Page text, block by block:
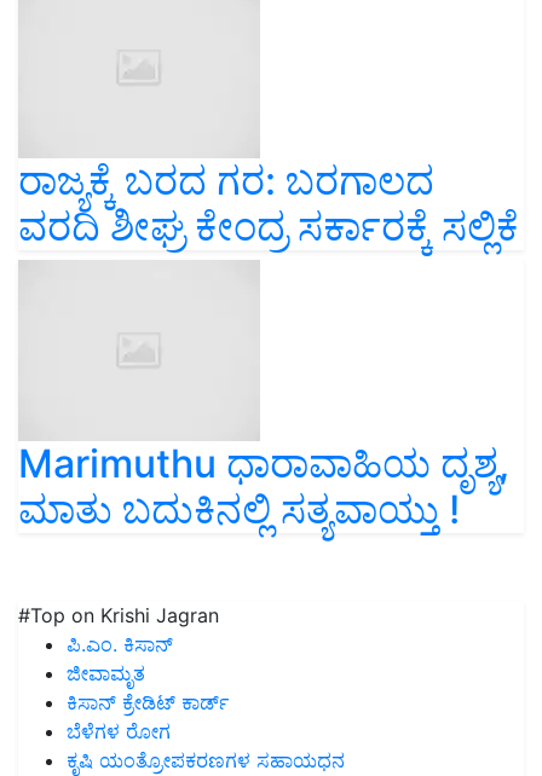
ರಾಜ್ಯಕ್ಕೆ ಬರದ ಗರ: ಬರಗಾಲದ
ವರದಿ ಶೀಘ್ರ ಕೇಂದ್ರ ಸರ್ಕಾರಕ್ಕೆ ಸಲ್ಲಿಕೆ
Marimuthu ಧಾರಾವಾಹಿಯ ದೃಶ್ಯ,
ಮಾತು ಬದುಕಿನಲ್ಲಿ ಸತ್ಯವಾಯ್ತು !
#Top on Krishi Jagran
ಪಿ.ಎಂ. ಕಿಸಾನ್
ಜೀವಾಮೃತ
ಕಿಸಾನ್ ಕ್ರೇಡಿಟ್ ಕಾರ್ಡ್
ಬೆಳೆಗಳ ರೋಗ
ಕೃಷಿ ಯಂತ್ರೋಪಕರಣಗಳ ಸಹಾಯಧನ